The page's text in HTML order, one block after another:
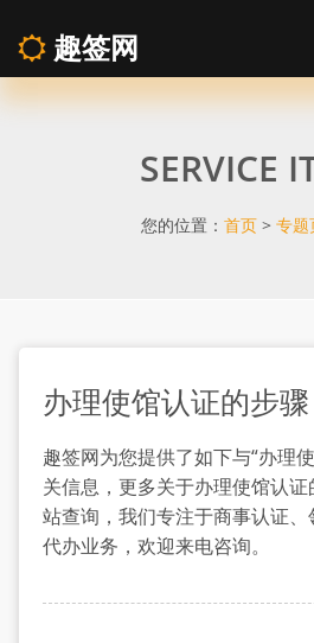
办
认
证
的
步
骤
趣签网
SERVICE
您的位置： 首页 > 专题
办理使馆认证的步骤
趣签网为您提供了如下与“办理
关信息，更多关于办理使馆认
站查询，我们专注于商事认证
代办业务，欢迎来电咨询。